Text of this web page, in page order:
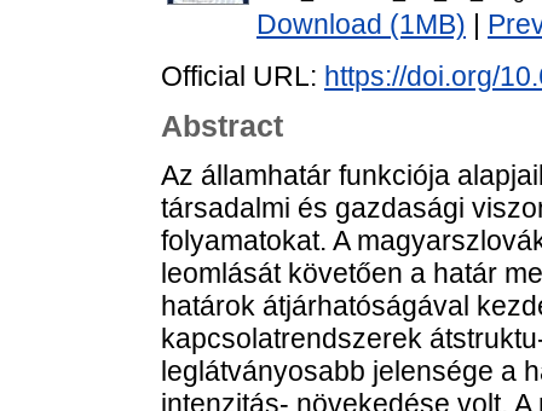
Download (1MB)
Official URL: https://doi.org/
Abstract
Az államhatár funkciója
társadalmi és gazdasági
folyamatokat. A
leomlását követően a határ
határok átjárhatóságával
kapcsolatrendszerek
leglátványosabb jelensége a
intenzitás- növekedése volt.